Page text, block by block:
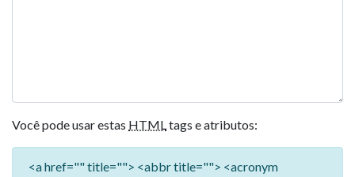
Você pode usar estas HTMLtags e atributos:
<a href="" title=""> <abbr title=""> <acronym